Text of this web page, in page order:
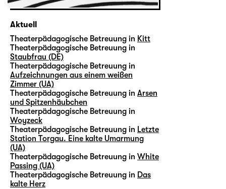
Aktuell
Theaterpädagogische Betreuung in Kitt
Theaterpädagogische Betreuung in
Staubfrau (DE)
Theaterpädagogische Betreuung in
Aufzeichnungen aus einem weißen
Zimmer (UA)
Theaterpädagogische Betreuung in Arsen
und Spitzenhäubchen
Theaterpädagogische Betreuung in
Woyzeck
Theaterpädagogische Betreuung in Letzte
Station Torgau. Eine kalte Umarmung
(UA)
Theaterpädagogische Betreuung in White
Passing (UA)
Theaterpädagogische Betreuung in Das
kalte Herz